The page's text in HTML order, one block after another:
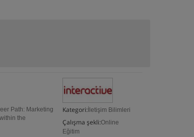
Kategori: İletişim Bilimleri
Çalışma şekli:Online
Eğitim
Path: Marketing
the